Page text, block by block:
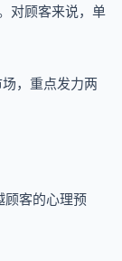
对顾客来说，单
，重点发力两
客的心理预